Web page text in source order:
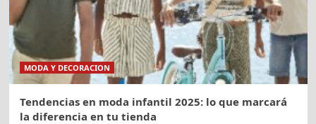
MODA Y DECORACION
Tendencias en moda infantil 2025: lo que marcará
la diferencia en tu tienda